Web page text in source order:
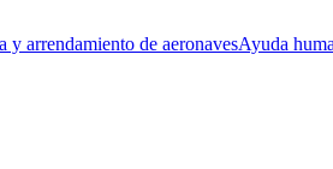
y arrendamiento de aeronavesAyuda